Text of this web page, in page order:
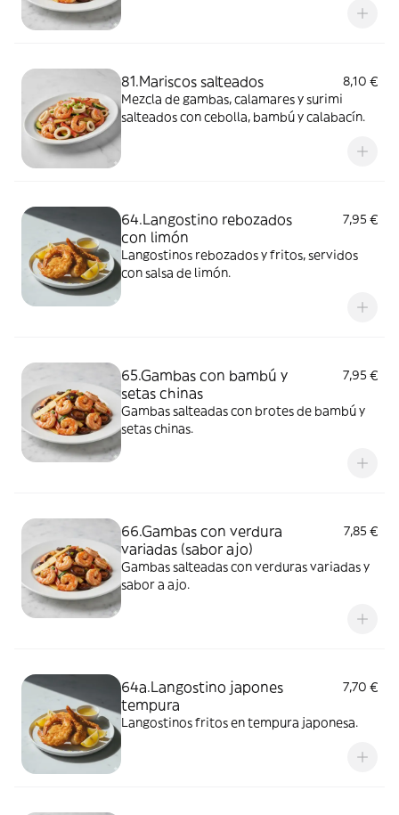
81.Mariscos salteados
8,10 €
Mezcla de gambas, calamares y surimi
salteados con cebolla, bambú y calabacín.
64.Langostino rebozados
con limón
7,95 €
Langostinos rebozados y fritos, servidos
con salsa de limón.
65.Gambas con bambú y
setas chinas
7,95 €
Gambas salteadas con brotes de bambú y
setas chinas.
66.Gambas con verdura
variadas (sabor ajo)
7,85 €
Gambas salteadas con verduras variadas y
sabor a ajo.
64a.Langostino japones
tempura
7,70 €
Langostinos fritos en tempura japonesa.